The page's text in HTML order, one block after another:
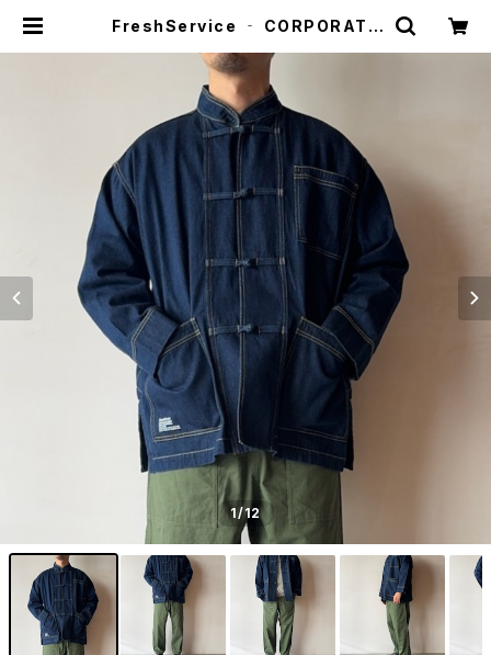
FreshService ‐ CORPORATE
ADE INDIGO) | HUMAN and TH
INGS
1/12